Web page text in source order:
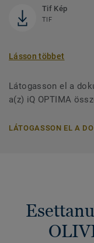
Tif Kép
TIF
Lásson többet
Látogasson el a
a(z) iQ OPTIMA
LÁTOGASSON EL A